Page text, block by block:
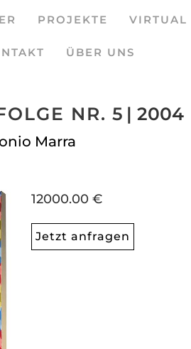
PROJEKTE VIRTUAL
ÜBER UNS
NR. 5 | 2004
Marra
12000.00 €
Jetzt anfragen